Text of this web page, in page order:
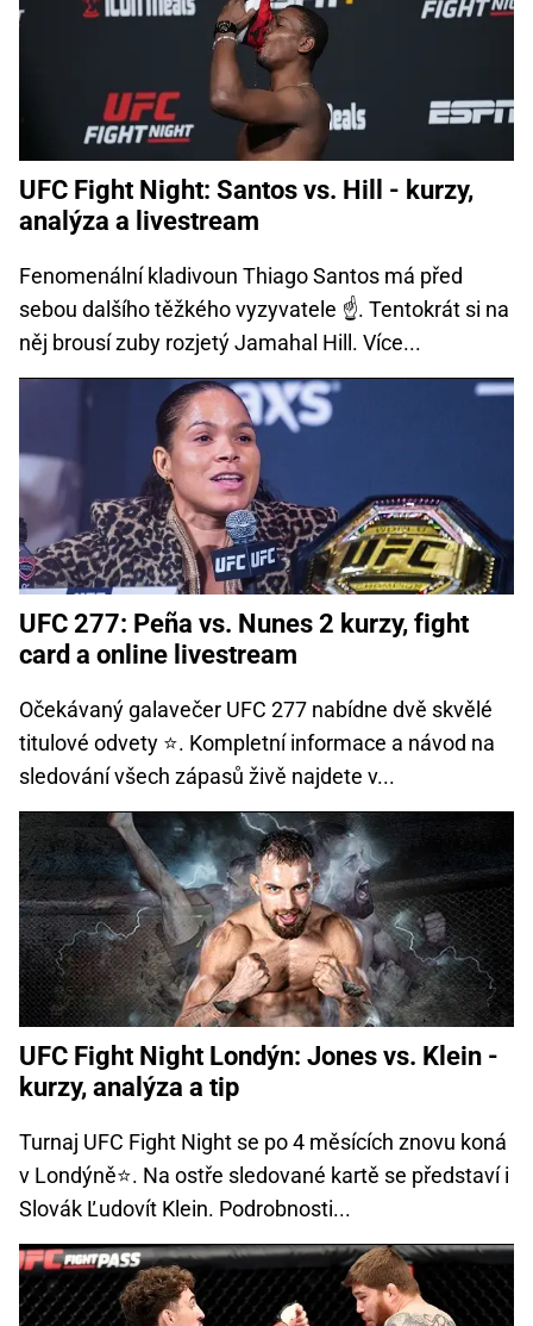
UFC Fight Night: Santos vs. Hill - kurzy,
analýza a livestream
Fenomenální kladivoun Thiago Santos má před
sebou dalšího těžkého vyzyvatele ☝. Tentokrát si na
něj brousí zuby rozjetý Jamahal Hill. Více...
UFC 277: Peña vs. Nunes 2 kurzy, fight
card a online livestream
Očekávaný galavečer UFC 277 nabídne dvě skvělé
titulové odvety ⭐. Kompletní informace a návod na
sledování všech zápasů živě najdete v...
UFC Fight Night Londýn: Jones vs. Klein -
kurzy, analýza a tip
Turnaj UFC Fight Night se po 4 měsících znovu koná
v Londýně⭐. Na ostře sledované kartě se představí i
Slovák Ľudovít Klein. Podrobnosti...